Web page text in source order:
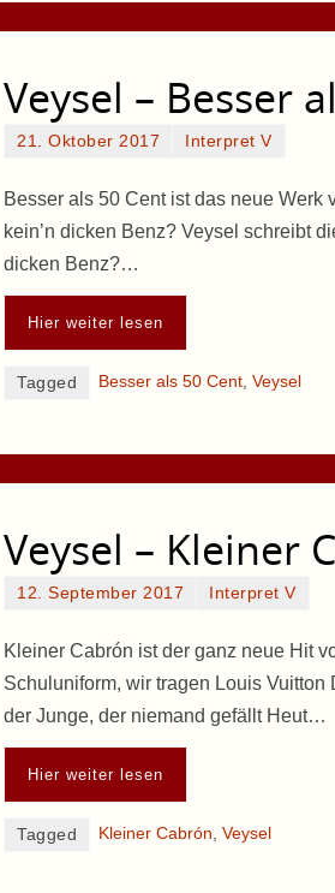
Veysel – Besser
21. Oktober 2017 Interpret V
Besser als 50 Cent ist das neue Werk
kein’n dicken Benz? Veysel schreibt
dicken Benz?…
Hier weiter lesen
Tagged Besser als 50 Cent, Veysel
Veysel – Kleiner
12. September 2017 Interpret V
Kleiner Cabrón ist der ganz neue Hit
Schuluniform, wir tragen Louis
der Junge, der niemand gefällt Heut…
Hier weiter lesen
Tagged Kleiner Cabrón, Veysel